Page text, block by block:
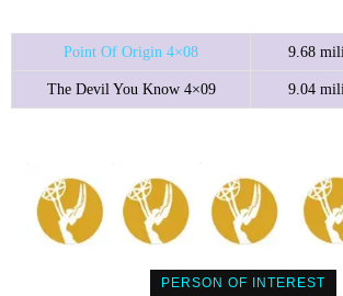
Point Of Origin 4×08 9.68
The Devil You Know 4×09 9.04
PERSON OF INTEREST